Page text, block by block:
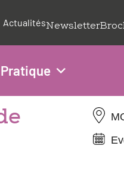
ActualitésNewsletter
Pratique